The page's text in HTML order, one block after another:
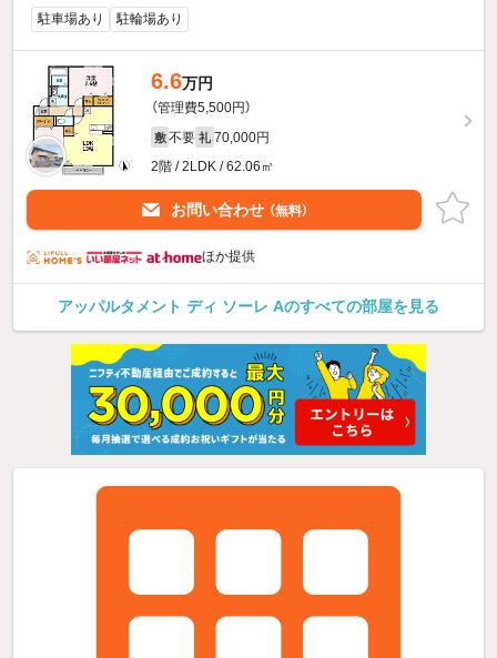
駐車場あり 駐輪場あり
6.6万円
（管理費5,500円）
敷 不要 礼 70,000円
2階 / 2LDK / 62.06㎡
お問い合わせ （無料）
ほか提供
アッパルタメント ディ ソーレ Aのすべての部屋を見る